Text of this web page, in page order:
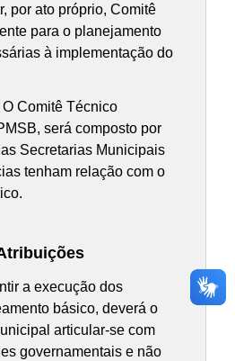
por ato próprio, Comitê
para o planejamento
à implementação do
Comitê Técnico
será composto por
Secretarias Municipais
tenham relação com o
a execução dos
básico, deverá o
articular-se com
governamentais e não